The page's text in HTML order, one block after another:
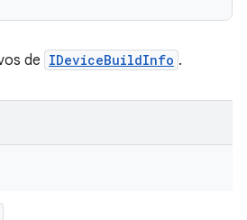
de IDeviceBuildInfo .